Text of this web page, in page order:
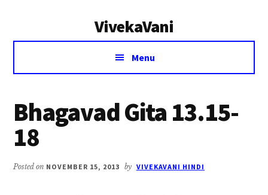
VivekaVani
Voice
Vivekananda
Menu
Bhagavad Gita 13.15-
18
Posted on NOVEMBER 15, 2013 by VIVEKAVANI HINDI